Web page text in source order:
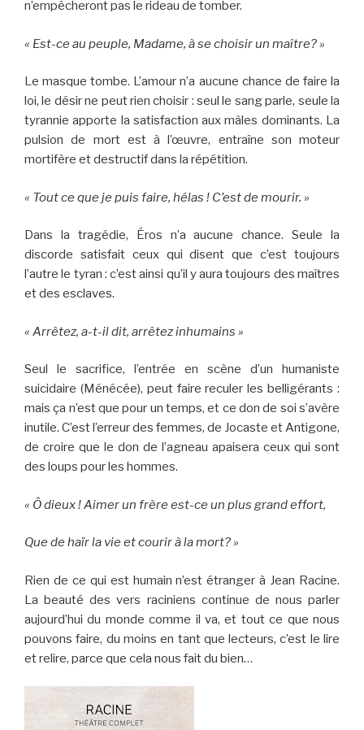
n’empêcheront pas le rideau de tomber.
« Est-ce au peuple, Madame, à se choisir un maître? »
Le masque tombe. L’amour n’a aucune chance de faire la
loi, le désir ne peut rien choisir : seul le sang parle, seule la
tyrannie apporte la satisfaction aux mâles dominants. La
pulsion de mort est à l’œuvre, entraîne son moteur
mortifère et destructif dans la répétition.
« Tout ce que je puis faire, hélas ! C’est de mourir. »
Dans la tragédie, Éros n’a aucune chance. Seule la
discorde satisfait ceux qui disent que c’est toujours
l’autre le tyran : c’est ainsi qu’il y aura toujours des maîtres
et des esclaves.
« Arrêtez, a-t-il dit, arrêtez inhumains »
Seul le sacrifice, l’entrée en scène d’un humaniste
suicidaire (Ménécée), peut faire reculer les belligérants :
mais ça n’est que pour un temps, et ce don de soi s’avère
inutile. C’est l’erreur des femmes, de Jocaste et Antigone,
de croire que le don de l’agneau apaisera ceux qui sont
des loups pour les hommes.
« Ô dieux ! Aimer un frère est-ce un plus grand effort,
Que de haïr la vie et courir à la mort? »
Rien de ce qui est humain n’est étranger à Jean Racine.
La beauté des vers raciniens continue de nous parler
aujourd’hui du monde comme il va, et tout ce que nous
pouvons faire, du moins en tant que lecteurs, c’est le lire
et relire, parce que cela nous fait du bien…